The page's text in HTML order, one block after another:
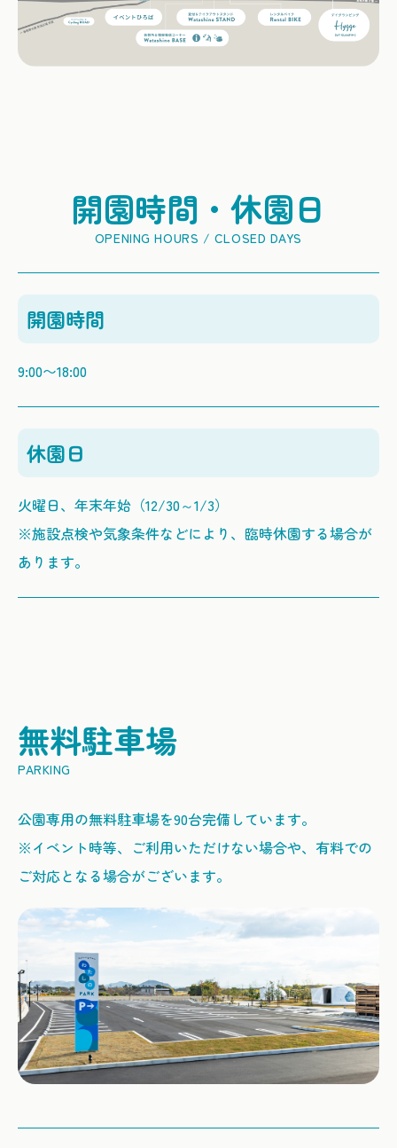
開園時間・休園日
開園時間
9:00〜18:00
休園日
火曜日、年末年始（12/30～1/3）
※施設点検や気象条件などにより、臨時休園する場合が
あります。
無料駐車場
公園専用の無料駐車場を90台完備しています。
※イベント時等、ご利用いただけない場合や、有料での
ご対応となる場合がございます。